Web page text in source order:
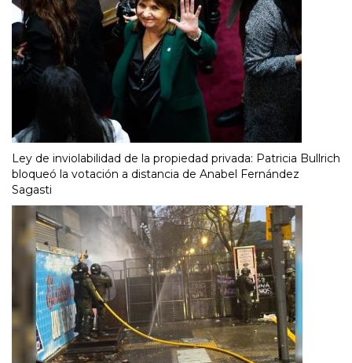
Ley de inviolabilidad de la propiedad privada: Patricia Bullrich
bloqueó la votación a distancia de Anabel Fernández
Sagasti